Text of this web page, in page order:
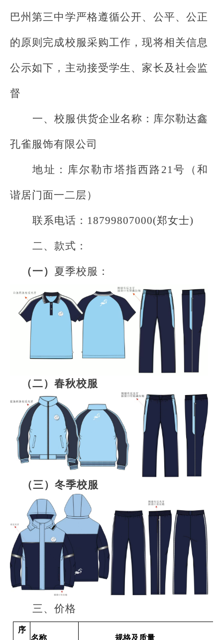
巴州第三中学严格遵循公开、公平、公正
的原则完成校服采购工作，现将相关信息
公示如下，主动接受学生、家长及社会监
督
一、校服供货企业名称 ： 库尔勒达鑫
孔雀服饰有限公司
地址：库尔勒市塔指西路 21号（和
谐居门面一二层）
联系电话： 18799807000(郑女士)
二、款式：
（一） 夏季校服：
（二） 春秋校服
（三） 冬季校服
三、价格
序
名称
规格及质量